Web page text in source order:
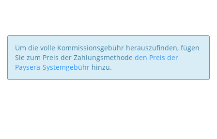
Um die volle Kommissionsgebühr herauszufinden, fügen
Sie zum Preis der Zahlungsmethode den Preis der
Paysera-Systemgebühr hinzu.